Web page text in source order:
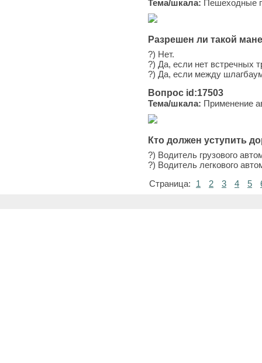
Тема/шкала: Пешеходные
Разрешен ли такой
?) Нет.
?) Да, если нет встречных
?) Да, если между
Вопрос id:17503
Тема/шкала: Применение
Кто должен уступить
?) Водитель грузового
?) Водитель легкового
Страница:
1 2 3 4 5